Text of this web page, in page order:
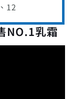
12
NO.1乳霜